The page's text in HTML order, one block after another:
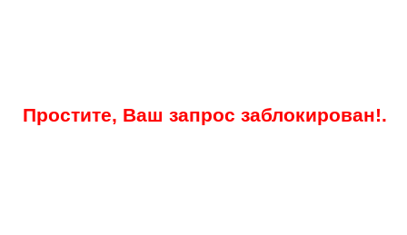
Простите, Ваш запрос заблокирован!.